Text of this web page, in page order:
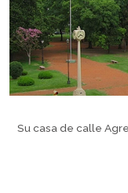
Su casa de calle